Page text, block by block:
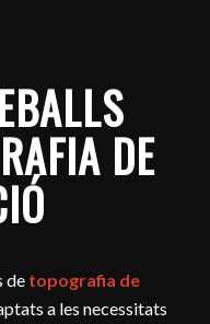
DE
de topografia de
a les necessitats